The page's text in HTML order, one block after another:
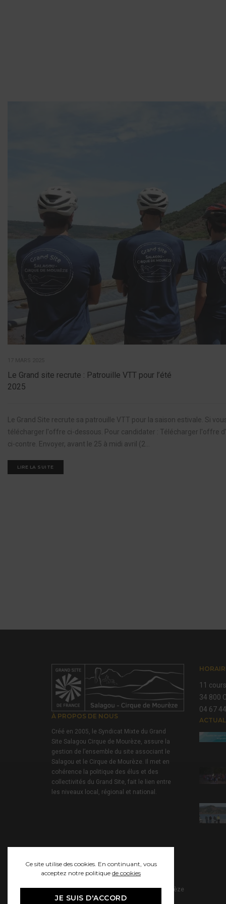
Le Grand site recrute : Patrouille VTT pour l’été
2025
Le Grand Site recrute sa patrouille VTT pour la saison estivale. Si
télécharger l'offre ci-dessous. Pour candidater : Télécharger l'offre
ci-contre. Envoyer, avant le 25 à midi avril (2...
LIRE LA SUITE
À PROPOS DE NOUS
Créé en 2005, le Syndicat Mixte du Grand
Site Salagou Cirque de Mourèze, assure la
gestion de l’ensemble du site associant le
Salagou et le Cirque de Mourèze. Il met en
cohérence la politique des élus et des
collectivités du Grand Site, fait le lien entre
les niveaux local, régional et national.
11
34 800
04 67
© 2021 Grand Site Salagou - Cirque de Mourèze
Ce site utilise des cookies. En continuant, vous
acceptez notre politique de cookies
JE SUIS D'ACCORD